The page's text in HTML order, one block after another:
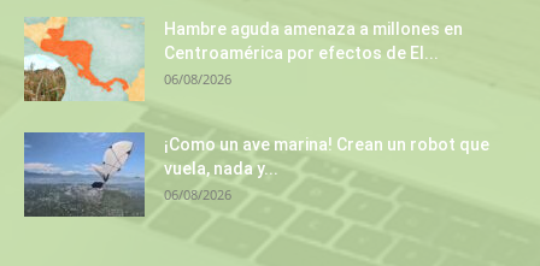
Hambre aguda amenaza a millones en
Centroamérica por efectos de El...
06/08/2026
¡Como un ave marina! Crean un robot que
vuela, nada y...
06/08/2026